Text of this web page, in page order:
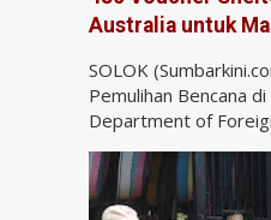
Australia untuk
SOLOK
Pemulihan Bencana
Department of